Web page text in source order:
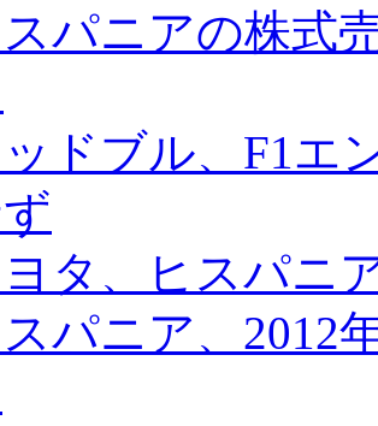
スパニアの株式
ッドブル、F1エ
ヨタ、ヒスパニ
スパニア、2012